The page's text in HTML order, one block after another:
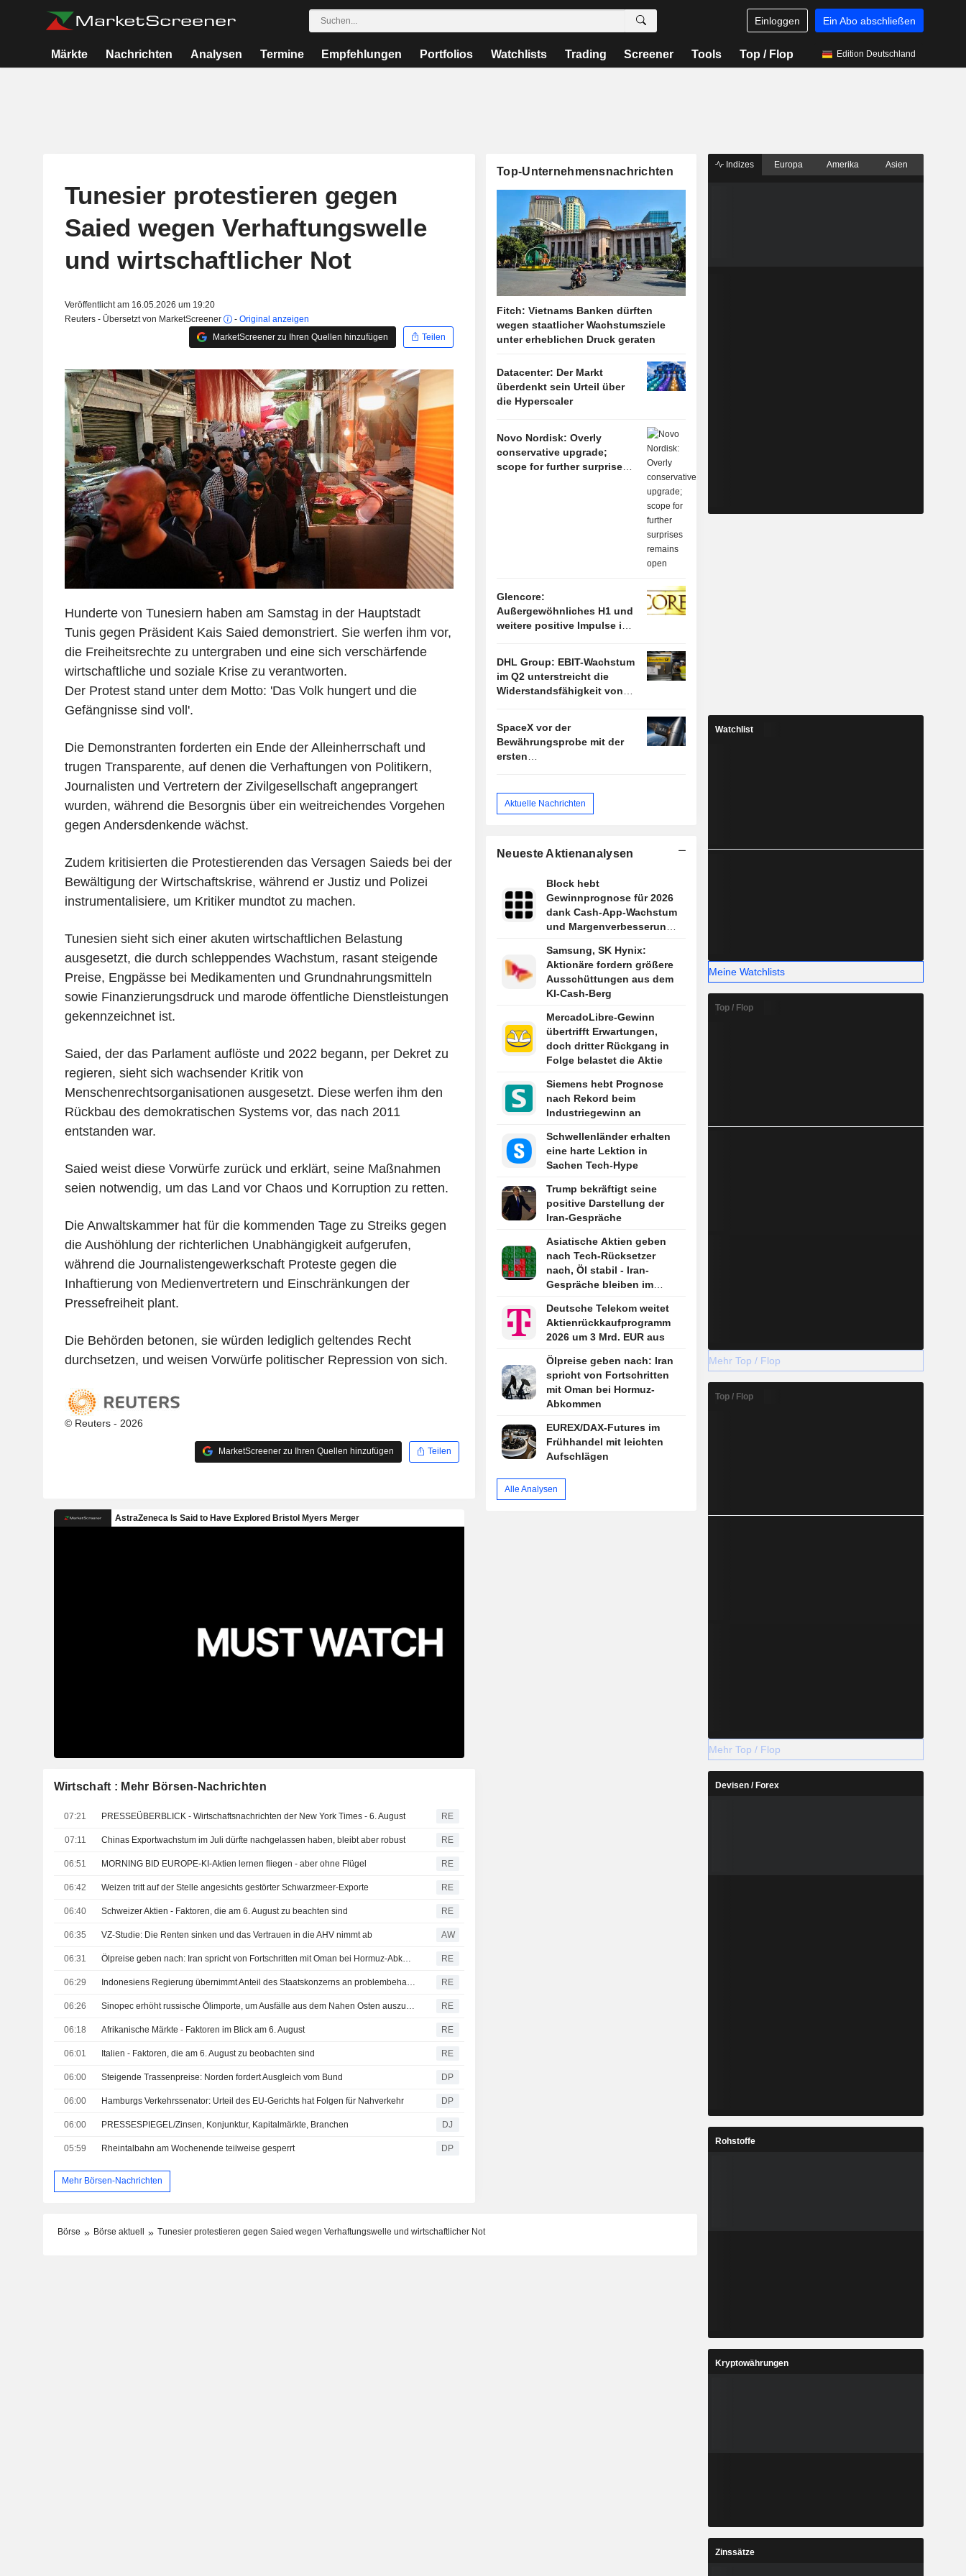
Einloggen Ein Abo abschließen
Märkte Nachrichten Analysen Termine Empfehlungen Portfolios Watchlists Trading Screener Tools Top / Flop Edition Deutschland
Tunesier protestieren gegen
Saied wegen Verhaftungswelle
und wirtschaftlicher Not
Veröffentlicht am 16.05.2026 um 19:20
Reuters - Übersetzt von MarketScreener
- Original anzeigen
MarketScreener zu Ihren Quellen hinzufügen
Teilen
Hunderte von Tunesiern haben am Samstag in der Hauptstadt
Tunis gegen Präsident Kais Saied demonstriert. Sie werfen ihm vor,
die Freiheitsrechte zu untergraben und eine sich verschärfende
wirtschaftliche und soziale Krise zu verantworten.
Der Protest stand unter dem Motto: 'Das Volk hungert und die
Gefängnisse sind voll'.
Die Demonstranten forderten ein Ende der Alleinherrschaft und
trugen Transparente, auf denen die Verhaftungen von Politikern,
Journalisten und Vertretern der Zivilgesellschaft angeprangert
wurden, während die Besorgnis über ein weitreichendes Vorgehen
gegen Andersdenkende wächst.
Zudem kritisierten die Protestierenden das Versagen Saieds bei der
Bewältigung der Wirtschaftskrise, während er Justiz und Polizei
instrumentalisiere, um Kritiker mundtot zu machen.
Tunesien sieht sich einer akuten wirtschaftlichen Belastung
ausgesetzt, die durch schleppendes Wachstum, rasant steigende
Preise, Engpässe bei Medikamenten und Grundnahrungsmitteln
sowie Finanzierungsdruck und marode öffentliche Dienstleistungen
gekennzeichnet ist.
Saied, der das Parlament auflöste und 2022 begann, per Dekret zu
regieren, sieht sich wachsender Kritik von
Menschenrechtsorganisationen ausgesetzt. Diese werfen ihm den
Rückbau des demokratischen Systems vor, das nach 2011
entstanden war.
Saied weist diese Vorwürfe zurück und erklärt, seine Maßnahmen
seien notwendig, um das Land vor Chaos und Korruption zu retten.
Die Anwaltskammer hat für die kommenden Tage zu Streiks gegen
die Aushöhlung der richterlichen Unabhängigkeit aufgerufen,
während die Journalistengewerkschaft Proteste gegen die
Inhaftierung von Medienvertretern und Einschränkungen der
Pressefreiheit plant.
Die Behörden betonen, sie würden lediglich geltendes Recht
durchsetzen, und weisen Vorwürfe politischer Repression von sich.
© Reuters - 2026
MarketScreener zu Ihren Quellen hinzufügen Teilen
Wirtschaft : Mehr Börsen-Nachrichten
07:21 PRESSEÜBERBLICK - Wirtschaftsnachrichten der New York Times - 6. August RE
07:11 Chinas Exportwachstum im Juli dürfte nachgelassen haben, bleibt aber robust RE
06:51 MORNING BID EUROPE-KI-Aktien lernen fliegen - aber ohne Flügel RE
06:42 Weizen tritt auf der Stelle angesichts gestörter Schwarzmeer-Exporte RE
06:40 Schweizer Aktien - Faktoren, die am 6. August zu beachten sind RE
06:35 VZ-Studie: Die Renten sinken und das Vertrauen in die AHV nimmt ab AW
06:31 RE
06:29 RE
06:26 RE
06:18 Afrikanische Märkte - Faktoren im Blick am 6. August RE
06:01 Italien - Faktoren, die am 6. August zu beobachten sind RE
06:00 Steigende Trassenpreise: Norden fordert Ausgleich vom Bund DP
06:00 Hamburgs Verkehrssenator: Urteil des EU-Gerichts hat Folgen für Nahverkehr DP
06:00 PRESSESPIEGEL/Zinsen, Konjunktur, Kapitalmärkte, Branchen DJ
05:59 Rheintalbahn am Wochenende teilweise gesperrt DP
Mehr Börsen-Nachrichten
Top-Unternehmensnachrichten
Fitch: Vietnams Banken dürften
wegen staatlicher Wachstumsziele
unter erheblichen Druck geraten
Datacenter: Der Markt
überdenkt sein Urteil über
die Hyperscaler
Novo Nordisk: Overly
conservative upgrade;
scope for further surprises
Glencore:
Außergewöhnliches H1 und
weitere positive Impulse in
DHL Group: EBIT-Wachstum
im Q2 unterstreicht die
Widerstandsfähigkeit von
Aufwärtspotenzial
SpaceX vor der
Bewährungsprobe mit der
ersten
Aktuelle Nachrichten
Neueste Aktienanalysen
Block hebt
Gewinnprognose für 2026
dank Cash-App-Wachstum
und Margenverbesserung
Samsung, SK Hynix:
Aktionäre fordern größere
Ausschüttungen aus dem
KI-Cash-Berg
MercadoLibre-Gewinn
übertrifft Erwartungen,
doch dritter Rückgang in
Folge belastet die Aktie
Siemens hebt Prognose
nach Rekord beim
Industriegewinn an
Schwellenländer erhalten
eine harte Lektion in
Sachen Tech-Hype
Trump bekräftigt seine
positive Darstellung der
Iran-Gespräche
Asiatische Aktien geben
nach Tech-Rücksetzer
nach, Öl stabil - Iran-
Gespräche bleiben im
Deutsche Telekom weitet
Aktienrückkaufprogramm
2026 um 3 Mrd. EUR aus
Ölpreise geben nach: Iran
spricht von Fortschritten
mit Oman bei Hormuz-
Abkommen
EUREX/DAX-Futures im
Frühhandel mit leichten
Aufschlägen
Alle Analysen
Börse Börse aktuell Tunesier protestieren gegen Saied wegen Verhaftungswelle und wirtschaftlicher Not
Indizes Europa Amerika Asien
Watchlist
Meine Watchlists
Top / Flop
Mehr Top / Flop
Top / Flop
Mehr Top / Flop
Devisen / Forex
Rohstoffe
Kryptowährungen
Zinssätze